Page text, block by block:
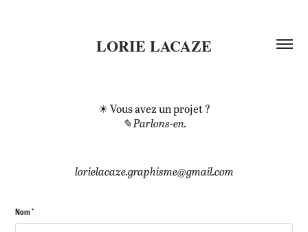
LORIE LACAZE
☀︎ Vous avez un projet ?
✎ Parlons-en.
lorielacaze.graphisme@gmail.com
Nom *